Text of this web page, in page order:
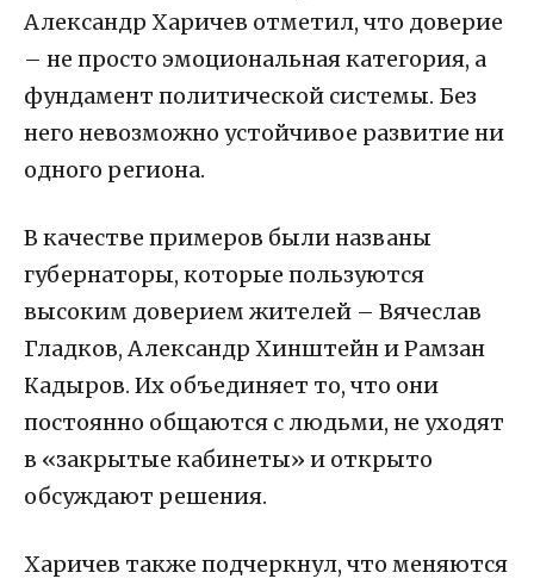
Александр Харичев отметил, что доверие
– не просто эмоциональная категория, а
фундамент политической системы. Без
него невозможно устойчивое развитие ни
одного региона.
В качестве примеров были названы
губернаторы, которые пользуются
высоким доверием жителей – Вячеслав
Гладков, Александр Хинштейн и Рамзан
Кадыров. Их объединяет то, что они
постоянно общаются с людьми, не уходят
в «закрытые кабинеты» и открыто
обсуждают решения.
Харичев также подчеркнул, что меняются